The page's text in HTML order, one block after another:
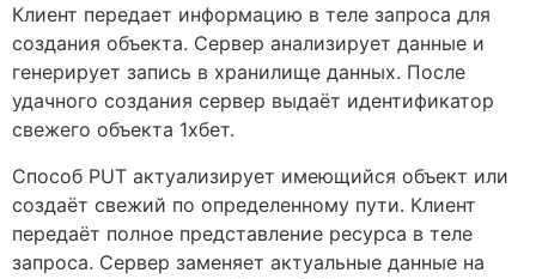
Клиент передает информацию в теле запроса для
создания объекта. Сервер анализирует данные и
генерирует запись в хранилище данных. После
удачного создания сервер выдаёт идентификатор
свежего объекта 1хбет.
Способ PUT актуализирует имеющийся объект или
создаёт свежий по определенному пути. Клиент
передаёт полное представление ресурса в теле
запроса. Сервер заменяет актуальные данные на